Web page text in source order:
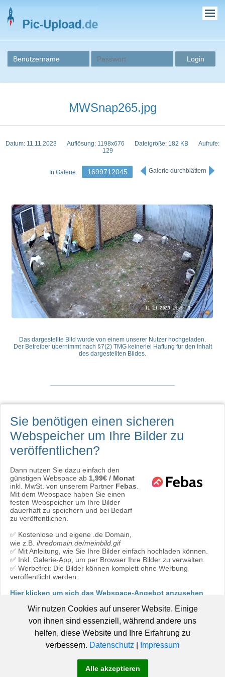
Wir nutzen Cookies auf unserer Website. Einige
von ihnen sind essenziell, während andere uns
helfen, diese Website und Ihre Erfahrung zu
verbessern. Datenschutz Impressum
Alle akzeptieren
MWSnap265.jpg
Datum: 11.11.2023 Auflösung: 1198x676 Dateigröße: 182 KB
Aufrufe:
129
Galerie durchblättern
1699712045
In Galerie:
Das dargestellte Bild wurde von einem unserer Nutzer hochgeladen.
Der Betreiber übernimmt nach §7(2) TMG keinerlei Haftung für den Inhalt
des dargestellten Bildes.
Sie benötigen einen sicheren
Webspeicher um Ihre Bilder zu
veröffentlichen?
Dann nutzen Sie dazu einfach den
günstigen Webspace ab 1,99€ / Monat
inkl. MwSt. von unserem Partner Febas
Mit dem Webspace haben Sie einen
festen Webspeicher um Ihre Bilder
dauerhaft zu speichern und bei Bedarf
zu veröffentlichen.
✅ Kostenlose und eigene .de Domain,
wie z.B. ihredomain.de/meinbild.gif
✅ Mit Anleitung, wie Sie Ihre Bilder einfach hochladen können.
✅ Inkl. Galerie-App, um per Browser Ihre Bilder zu verwalten.
✅ Werbefrei: Die Bilder können komplett ohne Werbung
veröffentlicht werden.
Hier klicken um sich das Webspace-Angebot anzusehen
© 2006 - 2019 Pic-Upload.de -Hosted by Febas